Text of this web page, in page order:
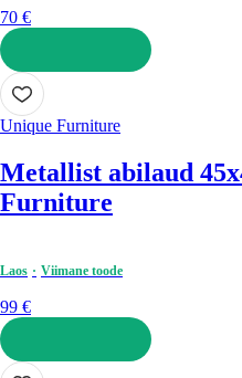
70 €
LISA OSTUKORVI
Unique Furniture
Metallist abilaud
Furniture
Laos Viimane toode
99 €
LISA OSTUKORVI